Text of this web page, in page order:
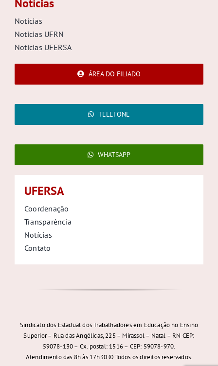
Notícias
Notícias
Notícias UFRN
Notícias UFERSA
ÁREA DO FILIADO
TELEFONE
WHATSAPP
UFERSA
Coordenação
Transparência
Notícias
Contato
Sindicato dos Estadual dos Trabalhadores em Educação no Ensino
Superior – Rua das Angélicas, 225 – Mirassol – Natal – RN CEP:
59078-130 – Cx. postal: 1516 – CEP: 59078-970.
Atendimento das 8h às 17h30 © Todos os direitos reservados.